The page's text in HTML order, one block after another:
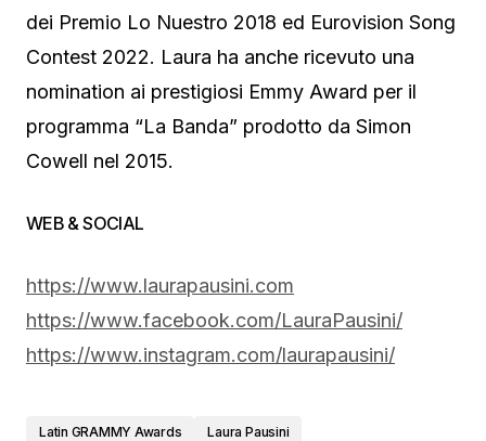
dei Premio Lo Nuestro 2018 ed Eurovision Song
Contest 2022. Laura ha anche ricevuto una
nomination ai prestigiosi Emmy Award per il
programma “La Banda” prodotto da Simon
Cowell nel 2015.
WEB & SOCIAL
https://www.laurapausini.com
https://www.facebook.com/LauraPausini/
https://www.instagram.com/laurapausini/
Latin GRAMMY Awards Laura Pausini